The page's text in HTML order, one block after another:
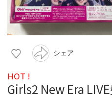
シェア
HOT !
Girls2 New Era